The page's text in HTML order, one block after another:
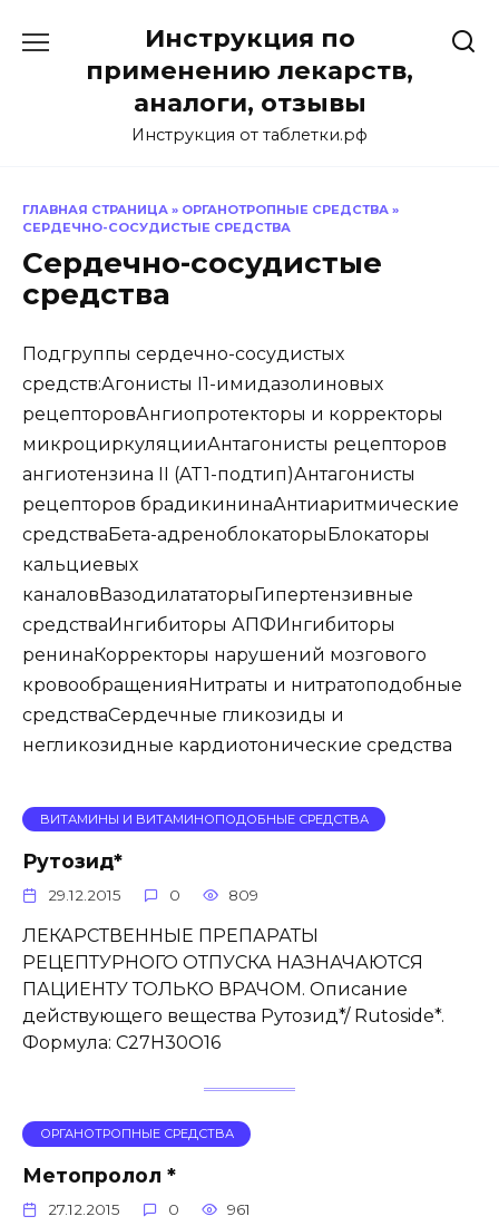
содержанию
Инструкция по
применению лекарств,
аналоги, отзывы
Инструкция от таблетки.рф
ГЛАВНАЯ СТРАНИЦА » ОРГАНОТРОПНЫЕ СРЕДСТВА »
СЕРДЕЧНО-СОСУДИСТЫЕ СРЕДСТВА
Сердечно-сосудистые
средства
Подгруппы сердечно-сосудистых
средств:Агонисты I1-имидазолиновых
рецепторовАнгиопротекторы и корректоры
микроциркуляцииАнтагонисты рецепторов
ангиотензина II (AT1-подтип)Антагонисты
рецепторов брадикининаАнтиаритмические
средстваБета-адреноблокаторыБлокаторы
кальциевых
каналовВазодилататорыГипертензивные
средстваИнгибиторы АПФИнгибиторы
ренинаКорректоры нарушений мозгового
кровообращенияНитраты и нитратоподобные
средстваСердечные гликозиды и
негликозидные кардиотонические средства
ВИТАМИНЫ И ВИТАМИНОПОДОБНЫЕ СРЕДСТВА
Рутозид*
29.12.2015 0 809
ЛЕКАРСТВЕННЫЕ ПРЕПАРАТЫ
РЕЦЕПТУРНОГО ОТПУСКА НАЗНАЧАЮТСЯ
ПАЦИЕНТУ ТОЛЬКО ВРАЧОМ. Описание
действующего вещества Рутозид*/ Rutoside*.
Формула: C27H30O16
ОРГАНОТРОПНЫЕ СРЕДСТВА
Метопролол *
27.12.2015 0 961